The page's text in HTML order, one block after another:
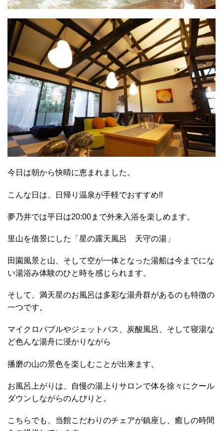
今日は朝から快晴に恵まれました。
こんな日は、日帰り温泉が手軽でおすすめ!!
夢乃井では平日は20:00まで外来入浴を楽しめます。
里山を借景にした「星の露天風呂 天守の湯」
田園風景と山、そして空が一体となった湯船は今までにな
い湯浴み体験のひと時を感じられます。
そして、満天星のお風呂は多彩な湯舟群があるのも特徴の
一つです。
マイクロバブルやジェットバス、炭酸風呂、そして寝湯な
ど色んな湯舟に浸かりながら
播磨の山の景色を楽しむことが出来ます。
お風呂上がりは、自慢の湯上りサロンで体を徐々にクール
ダウンしながらのんびりと。
こちらでも、当館こだわりのチェアが鎮座し、癒しの時間